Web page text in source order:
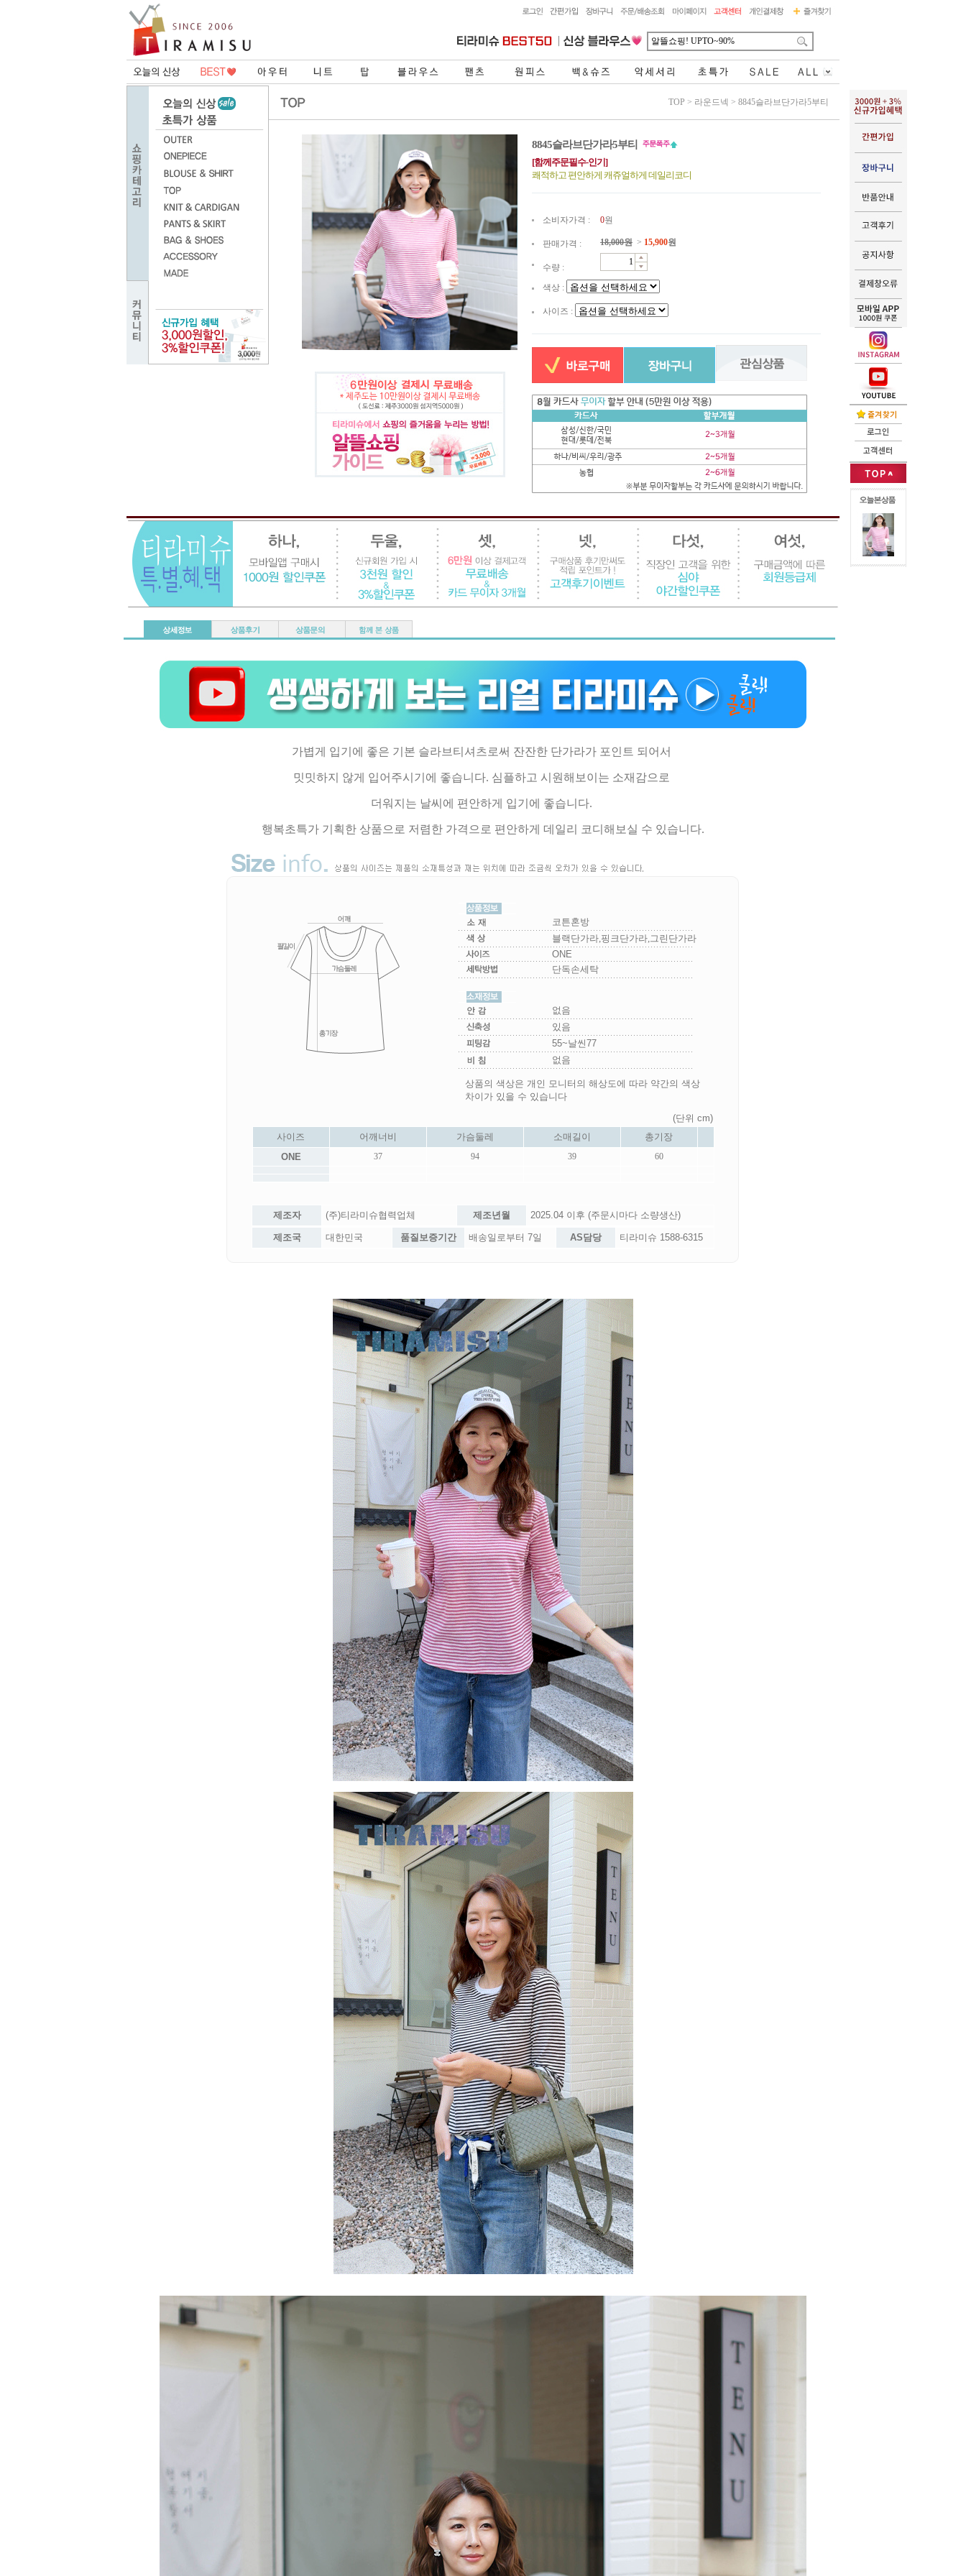
TOP > 라운드넥 > 8845슬라브단가라5부티
8845슬라브단가라5부티
[함께주문필수-인기]
쾌적하고 편안하게 캐쥬얼하게 데일리코디
소비자가격 : 0원
판매가격 : 18,000원 > 15,900원
수량 :
색상 :
사이즈 :
가볍게 입기에 좋은 기본 슬라브티셔츠로써 잔잔한 단가라가 포인트 되어서
밋밋하지 않게 입어주시기에 좋습니다. 심플하고 시원해보이는 소재감으로
더워지는 날씨에 편안하게 입기에 좋습니다.
행복초특가 기획한 상품으로 저렴한 가격으로 편안하게 데일리 코디해보실 수 있습니다.
코튼혼방
블랙단가라,핑크단가라,그린단가라
ONE
단독손세탁
없음
있음
55~날씬77
없음
상품의 색상은 개인 모니터의 해상도에 따라 약간의 색상
차이가 있을 수 있습니다
(단위 cm)
사이즈
어깨너비 가슴둘레 소매길이
총기장
ONE
37 94 39 60
제조자 (주)티라미슈협력업체 제조년월 2025.04 이후 (주문시마다 소량생산)
제조국 대한민국 품질보증기간 배송일로부터 7일 AS담당 티라미슈 1588-6315